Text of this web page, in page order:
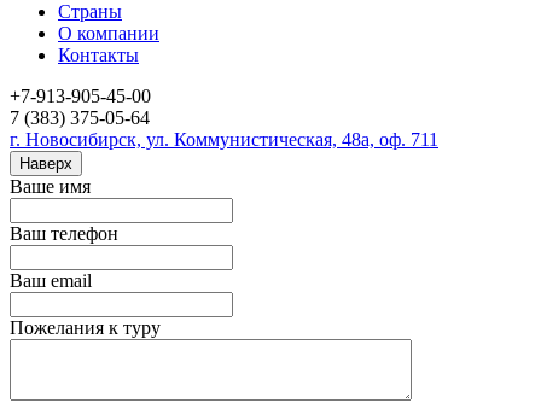
Страны
О компании
Контакты
+7-913-905-45-00
7 (383) 375-05-64
г. Новосибирск, ул. Коммунистическая, 48а, оф. 711
Наверх
Ваше имя
Ваш телефон
Ваш email
Пожелания к туру